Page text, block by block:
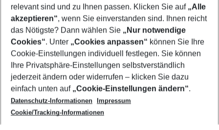
Footer
Footer navigation
Über uns
AGB
Cookie-Einstellungen ändern
Cookie-Richtlinie
Datenschutz
Service & Hilfe
Barrierefreies Reisen
Check-in
Folgen Sie uns
relevant sind und zu Ihnen passen. Klicken Sie auf „Alle
akzeptieren“, wenn Sie einverstanden sind. Ihnen reicht
das Nötigste? Dann wählen Sie „Nur notwendige
Cookies“. Unter „Cookies anpassen“ können Sie Ihre
Cookie-Einstellungen individuell festlegen. Sie können
Ihre Privatsphäre-Einstellungen selbstverständlich
jederzeit ändern oder widerrufen – klicken Sie dazu
einfach unten auf „Cookie-Einstellungen ändern“.
Datenschutz-Informationen
Impressum
Cookie/Tracking-Informationen